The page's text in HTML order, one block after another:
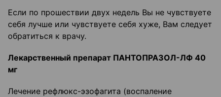
Если по прошествии двух недель Вы не чувствуете
себя лучше или чувствуете себя хуже, Вам следует
обратиться к врачу.
Лекарственный препарат ПАНТОПРАЗОЛ-ЛФ 40
мг
Лечение рефлюкс-эзофагита (воспаление